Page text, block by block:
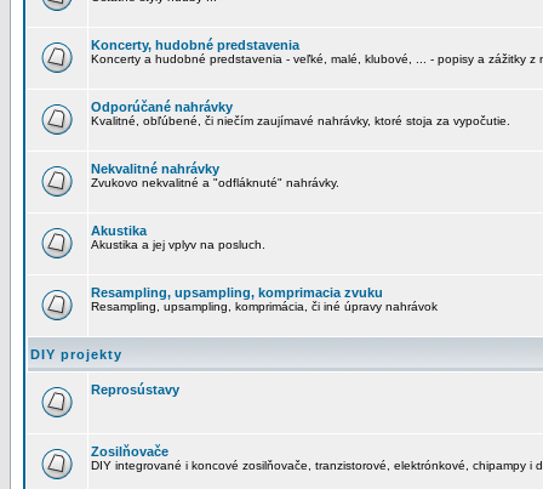
Koncerty, hudobné predstavenia
Koncerty a hudobné predstavenia - veľké, malé, klubové, ... - popisy a zážitky z
Odporúčané nahrávky
Kvalitné, obľúbené, či niečím zaujímavé nahrávky, ktoré stoja za vypočutie.
Nekvalitné nahrávky
Zvukovo nekvalitné a "odfláknuté" nahrávky.
Akustika
Akustika a jej vplyv na posluch.
Resampling, upsampling, komprimacia zvuku
Resampling, upsampling, komprimácia, či iné úpravy nahrávok
DIY projekty
Reprosústavy
Zosilňovače
DIY integrované i koncové zosilňovače, tranzistorové, elektrónkové, chipampy i